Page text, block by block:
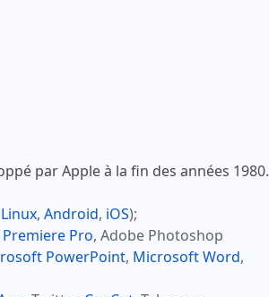
par Apple à la fin des années 1980.
Linux, Android, iOS);
Pro, Adobe Photoshop
PowerPoint, Microsoft Word,